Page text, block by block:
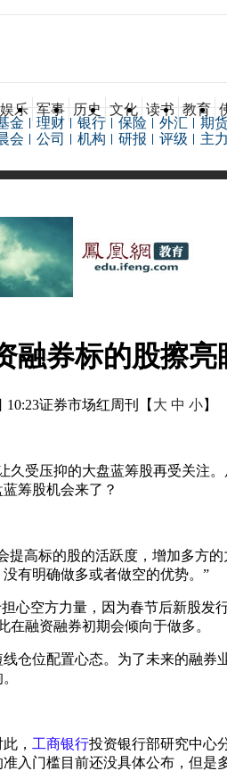
娱乐 军事 历史 文化 读书 教育
金 理财 银行 保险 外汇 期
会 公司 机构 研报 评级 主力
融券标的股擦
10:23证券市场红周刊 【 大 中 小】
受压抑的大盘蓝筹股再受关注
筹股机会来了？
高标的股的活跃度，增加多方
有明确做多或者做空的优势。”
心空方力量，因为春节后新股
融资融券初期会倾向于做多。
仓位配置心态。为了未来的融
， 工商银行投资银行部研究中心
入门槛目前还没具体公布，但